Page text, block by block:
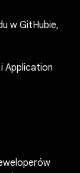
w GitHubie,
Application